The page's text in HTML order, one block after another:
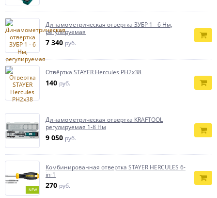
Динамометрическая отвертка ЗУБР 1 - 6 Нм,
регулируемая
7 340 руб.
Отвёртка STAYER Hercules PH2x38
140 руб.
Динамометрическая отвертка KRAFTOOL
регулируемая 1-8 Нм
9 050 руб.
NEW
Комбинированная отвертка STAYER HERCULES 6-
in-1
270 руб.